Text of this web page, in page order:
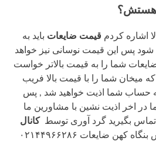
هستش؟
اشاره کردم قیمت ضایعات باید به
پس این قیمت نوسانی نیز خواهد
شما را به قیمت بالاتر خواست
میخان شما را با قیمت بالا فریب
حساب شما اذیت خواهید شد , پس
در اخر اذیت نشین با مشاورین ما
بگیرید گرد آوری توسط کانال
کهن ضایعات ۰۲۱۴۴۹۶۶۲۸۶